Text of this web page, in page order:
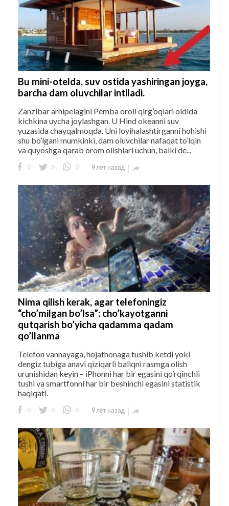
Bu mini-otelda, suv ostida yashiringan joyga,
barcha dam oluvchilar intiladi.
Zanzibar arhipelagini Pemba oroli qirg’oqlari oldida
kichkina uycha joylashgan. U Hind okeanni suv
yuzasida chayqalmoqda. Uni loyihalashtirganni hohishi
shu bo’lgani mumkinki, dam oluvchilar nafaqat to’lqin
va quyoshga qarab orom olishlari uchun, balki de...
0 0 0 9 лет назад 
Nima qilish kerak, agar telefoningiz
“cho’milgan bo’lsa”: cho’kayotganni
qutqarish bo’yicha qadamma qadam
qo’llanma
Telefon vannayaga, hojathonaga tushib ketdi yoki
dengiz tubiga anavi qiziqarli baliqni rasmga olish
urunishidan keyin – iPhonni har bir egasini qo’rqinchli
tushi va smartfonni har bir beshinchi egasini statistik
haqiqati.
0 0 0 9 лет назад 